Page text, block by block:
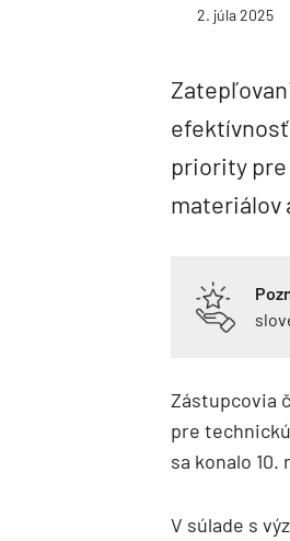
2. júla 2025
efektívnosť
priority
materiálov
Zástupcovia
pre
sa konalo 10.
V súlade s